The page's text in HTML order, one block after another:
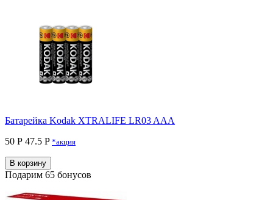
Батарейка Kodak XTRALIFE LR03 AAA
50 Р 47.5 P *акция
В корзину
Подарим 65 бонусов